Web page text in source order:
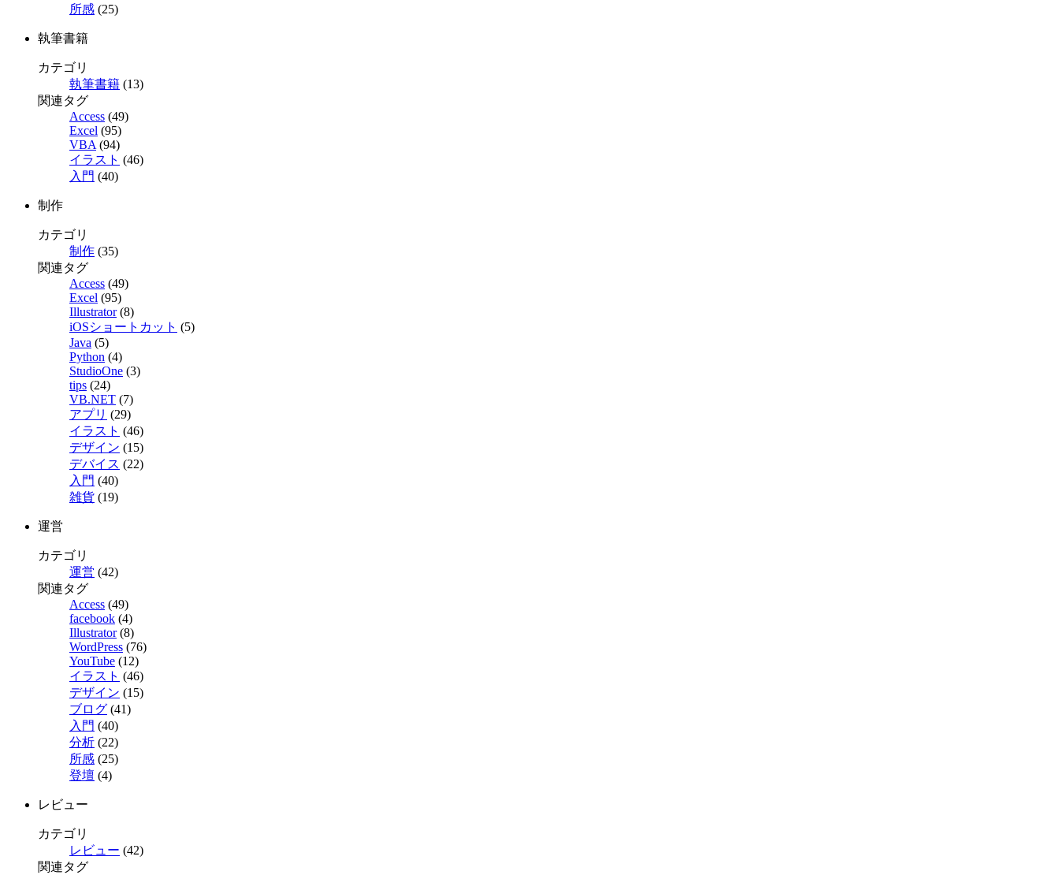
所感 (25)
執筆書籍
カテゴリ
執筆書籍 (13)
関連タグ
Access (49)
Excel (95)
VBA (94)
イラスト (46)
入門 (40)
制作
カテゴリ
制作 (35)
関連タグ
Access (49)
Excel (95)
Illustrator(8)
iOSショートカット (5)
Java (5)
Python (4)
StudioOne (3)
tips (24)
VB.NET (7)
アプリ (29)
イラスト (46)
デザイン (15)
デバイス (22)
入門 (40)
雑貨 (19)
運営
カテゴリ
運営 (42)
関連タグ
Access (49)
facebook (4)
Illustrator(8)
WordPress (76)
YouTube (12)
イラスト (46)
デザイン (15)
ブログ (41)
入門 (40)
分析 (22)
所感 (25)
登壇 (4)
レビュー
カテゴリ
レビュー (42)
関連タグ